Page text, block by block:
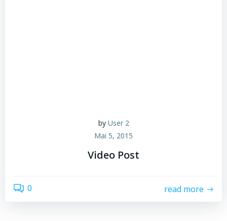
by User 2
Mai 5, 2015
Video Post
0 read more